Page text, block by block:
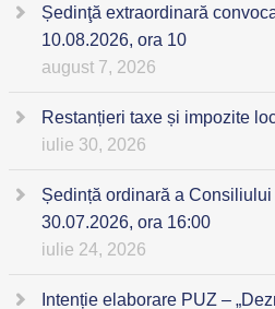
Ședinţă extraordinară
10.08.2026, ora 10
august 7, 2026
Restanțieri taxe și impozite
iulie 30, 2026
Ședință ordinară a
30.07.2026, ora 16:00
iulie 24, 2026
Intenție elaborare PUZ –